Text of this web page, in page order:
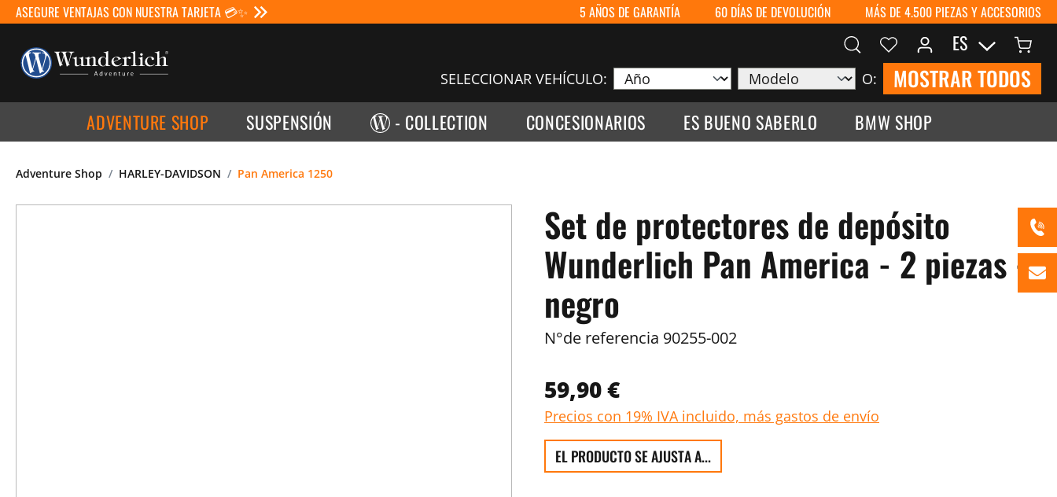
ASEGURE VENTAJAS CON NUESTRA TARJETA 💳✨ 5 AÑOS DE GARANTÍA 60 DÍAS DE DEVOLUCIÓN MÁS DE 4.500 PIEZAS Y ACCESORIOS
SELECCIONAR VEHÍCULO: O: MOSTRAR TODOS
ES
ADVENTURE SHOP SUSPENSIÓN - COLLECTION CONCESIONARIOS ES BUENO SABERLO BMW SHOP
Adventure Shop HARLEY-DAVIDSON Pan America 1250
Set de protectores de depósito
Wunderlich Pan America - 2 piezas -
negro
N°de referencia 90255-002
59,90 €
Precios con 19% IVA incluido, más gastos de envío
EL PRODUCTO SE AJUSTA A...